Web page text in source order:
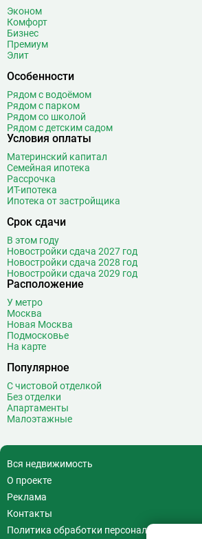
Эконом
Комфорт
Бизнес
Премиум
Элит
Особенности
Рядом с водоёмом
Рядом с парком
Рядом со школой
Рядом с детским садом
Условия оплаты
Материнский капитал
Семейная ипотека
Рассрочка
ИТ-ипотека
Ипотека от застройщика
Срок сдачи
В этом году
Новостройки сдача 2027 год
Новостройки сдача 2028 год
Новостройки сдача 2029 год
Расположение
У метро
Москва
Новая Москва
Подмосковье
На карте
Популярное
С чистовой отделкой
Без отделки
Апартаменты
Малоэтажные
Вся недвижимость
О проекте
Реклама
Контакты
Политика обработки персональных данных